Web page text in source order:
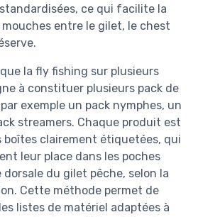
ce qui facilite la
entre le gilet, le chest
la fly fishing sur plusieurs
à constituer plusieurs pack de
exemple un pack nymphes, un
streamers. Chaque produit est
boîtes clairement étiquetées, qui
leur place dans les poches
du gilet pêche, selon la
Cette méthode permet de
listes de matériel adaptées à